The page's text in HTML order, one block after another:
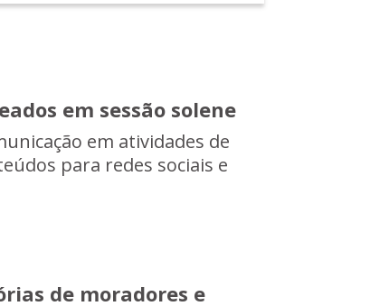
em sessão solene
em atividades de
para redes sociais e
de moradores e